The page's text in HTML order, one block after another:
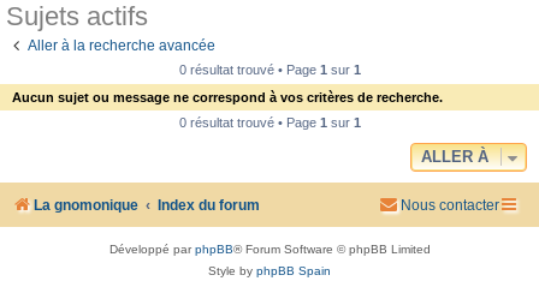
h
Sujets actifs
Aller à la recherche avancée
0 résultat trouvé • Page 1sur 1
Aucun sujet ou message ne correspond à vos critères de recherche.
0 résultat trouvé • Page 1sur 1
ALLER À
La gnomonique Index du forum Nous contacter
Développé parphpBB® Forum Software © phpBB Limited
Style by phpBB Spain